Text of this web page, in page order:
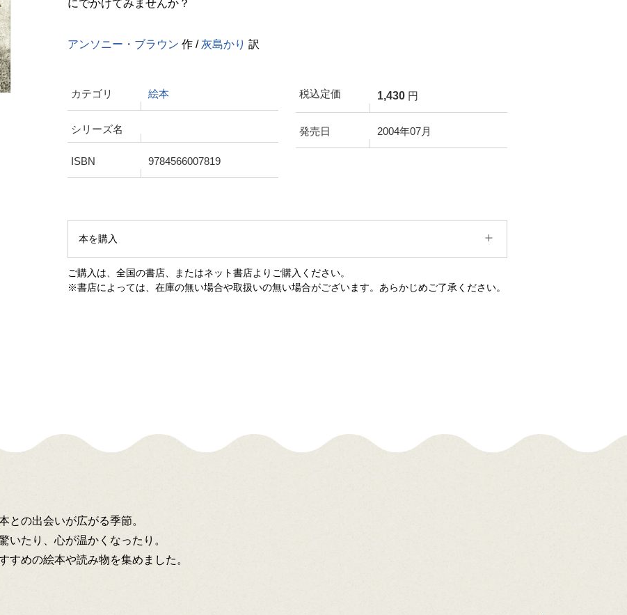
にでかけてみませんか？
アンソニー・ブラウン 作 / 灰島かり 訳
カテゴリ 絵本
シリーズ名
ISBN 9784566007819
税込定価 1,430円
発売日 2004年07月
本を購入
ご購入は、全国の書店、またはネット書店よりご購入ください。
※書店によっては、在庫の無い場合や取扱いの無い場合がございます。あらかじめご了承ください。
との出会いが広がる季節。
いたり、心が温かくなったり。
すめの絵本や読み物を集めました。